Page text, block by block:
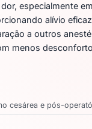
especialmente
alívio
a outros
menos
cesárea e pós-